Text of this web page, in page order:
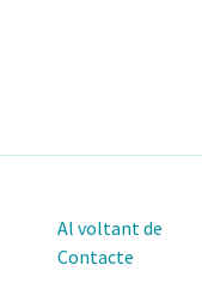
Al voltant de
Contacte